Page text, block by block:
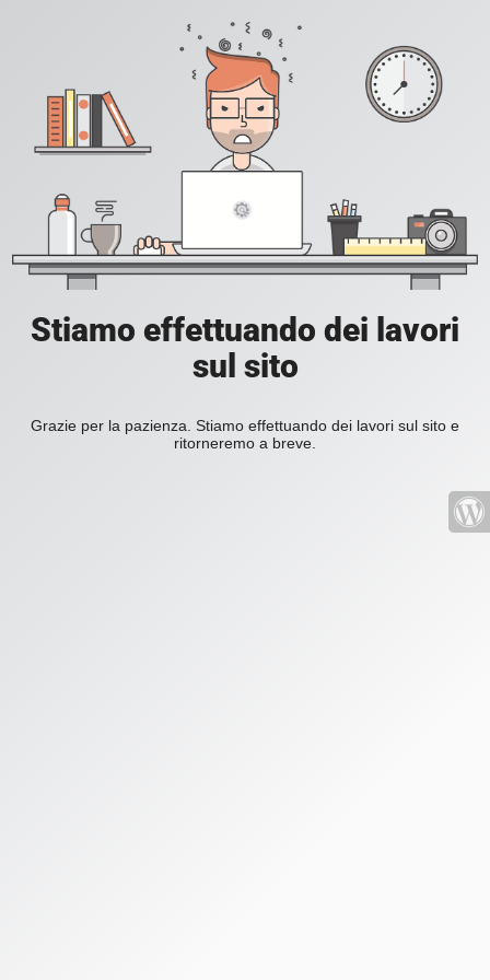
Stiamo effettuando dei lavori
sul sito
Grazie per la pazienza. Stiamo effettuando dei lavori sul sito e
ritorneremo a breve.